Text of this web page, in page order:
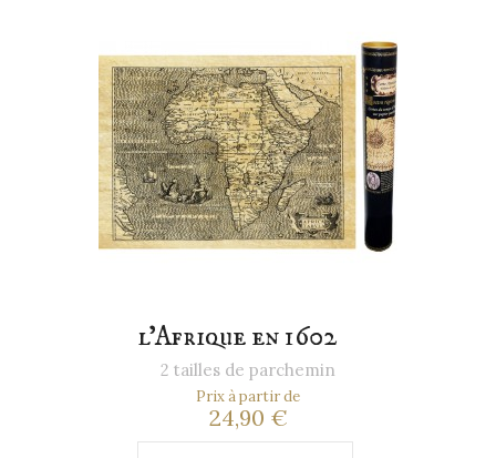
l'Afrique en 1602
2 tailles de parchemin
Prix à partir de
24,90 €